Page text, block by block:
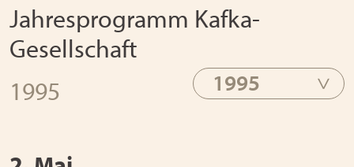
Jahresprogramm Kafka-
Gesellschaft
1995
1995